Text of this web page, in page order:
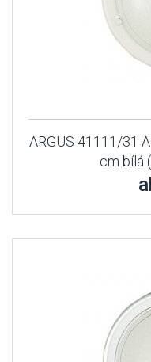
ARGUS 41111/31
cm bílá